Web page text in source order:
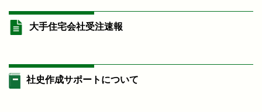
大手住宅会社受注速報
社史作成サポートについて